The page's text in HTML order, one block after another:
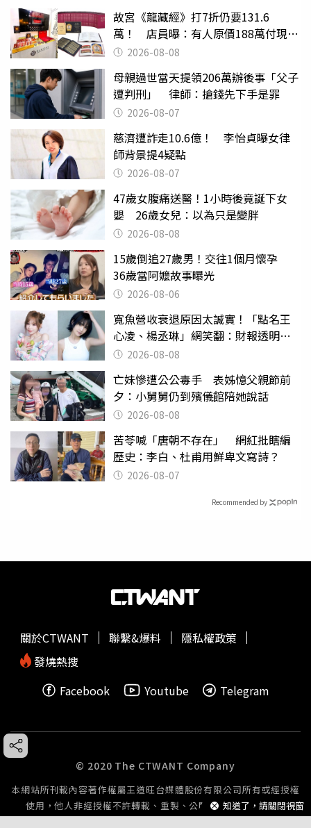
故宮《龍藏經》打7折仍要131.6
萬！ 店員曝：有人原價188萬付現購
買 2026-08-08
母親過世當天提領206萬辦後事「父子
遭判刑」 律師：搶錢先下手是罪
2026-08-07
慈濟遭詐走10.6億！ 李怡貞曝女律
師背景提4疑點
2026-08-07
47歲女腹痛送醫！1小時後竟誕下女
嬰 26歲女兒：以為只是變胖
2026-08-08
15歲倒追27歲男！交往1個月懷孕
36歲當阿嬤故事曝光
2026-08-06
寬魚營收衰退原因太誠實！「點名王
心凌、楊丞琳」網笑翻：財報透明度
滿分2026-08-08
亡妹慘遭公公毒手 表姊憶父親節前
夕：小舅舅仍到殯儀館陪她說話
2026-08-08
苦苓喊「唐朝不存在」 網紅批瞎編
歷史：李白、杜甫用鮮卑文寫詩？
2026-08-07
Recommended by
知道了，請關閉視窗
關於CTWANT 聯繫&爆料
隱私權政策
發燒熱搜
Facebook
Youtube Telegram
© 2020 The CTWANT Company
本網站所刊載內容著作權屬王道旺台媒體股份有限公司所有或經授權
使用，他人非經授權不許轉載、重製、公開播送或公開傳輸。